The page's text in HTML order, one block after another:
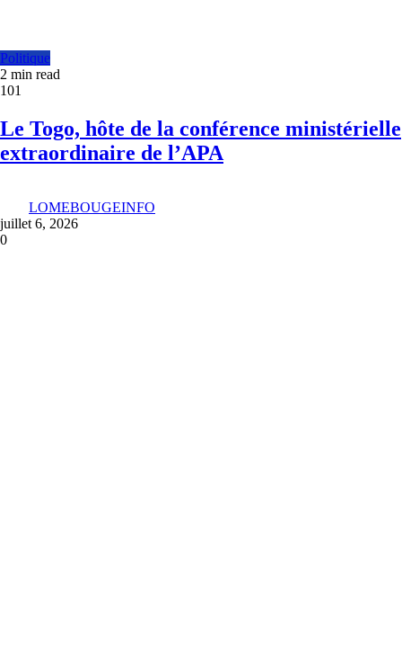
Politique
2 min read
101
Le Togo, hôte de la conférence ministérielle
extraordinaire de l’APA
LOMEBOUGEINFO
juillet 6, 2026
0